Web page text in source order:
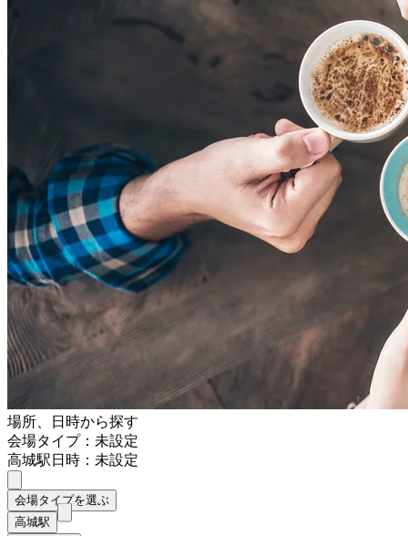
場所、日時から探す
会場タイプ：未設定
高城駅日時：未設定
会場タイプを選ぶ
高城駅